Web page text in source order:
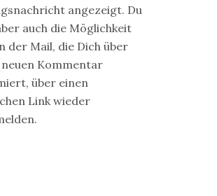
angezeigt. Du
auch die Möglichkeit
der Mail, die Dich über
neuen Kommentar
über einen
Link wieder